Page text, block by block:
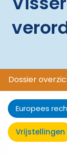
van
(DAEB)
Altmark-
arrest
DAEB
Dossier
Europees
Vrijstellingen